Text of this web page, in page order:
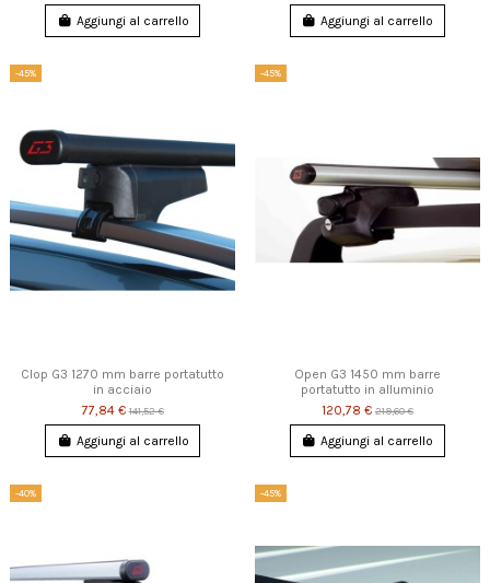
Aggiungi al carrello Aggiungi al carrello
-45%
Clop G3 1270 mm barre portatutto
in acciaio
77,84 €141,52 €
Aggiungi al carrello
-45%
Open G3 1450 mm barre
portatutto in alluminio
120,78 €219,60 €
Aggiungi al carrello
-40% -45%